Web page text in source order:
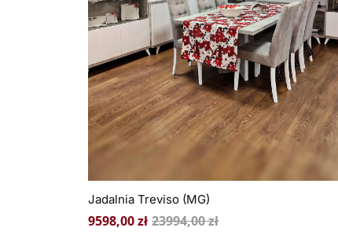
Jadalnia Treviso (MG)
23994,00zł
9598,00zł